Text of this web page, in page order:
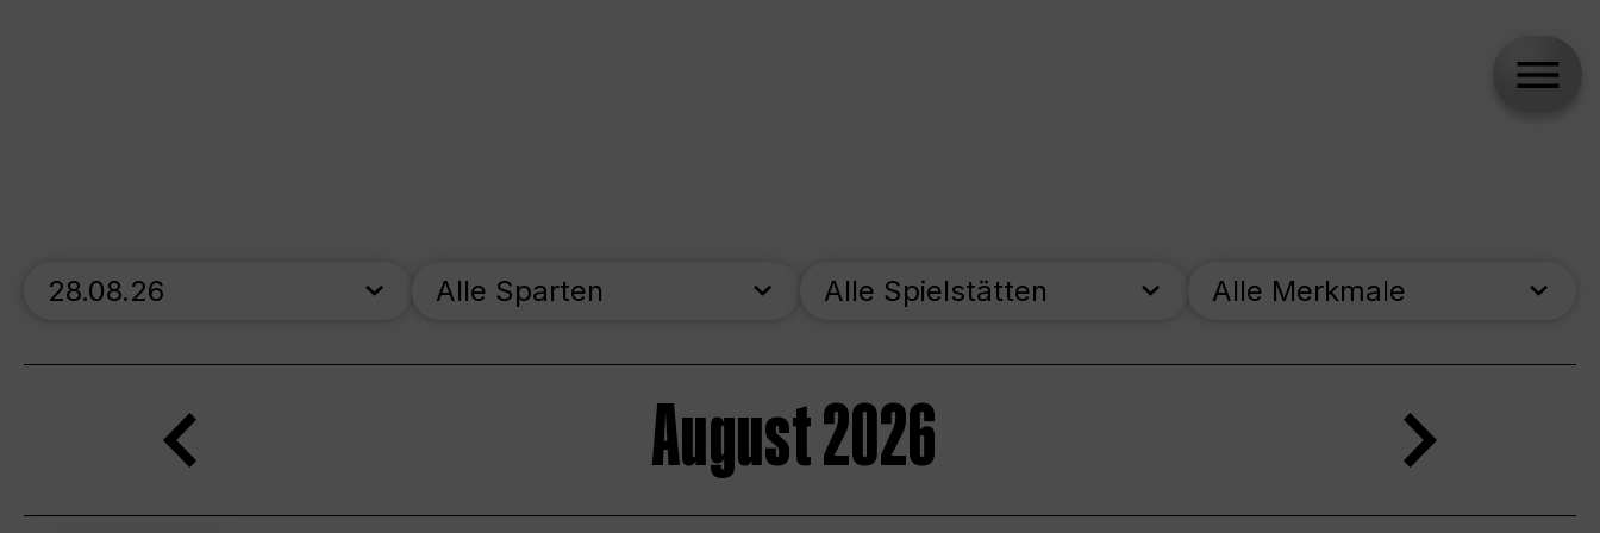
skip_calendar_timeline
Suche
Alle Sparten Alle Spielstätten Alle Merkmale
August 2026